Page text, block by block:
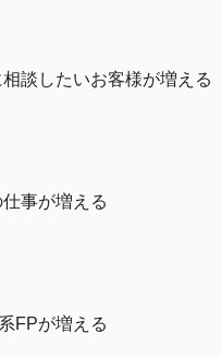
談したいお客様が増える
事が増える
FPが増える